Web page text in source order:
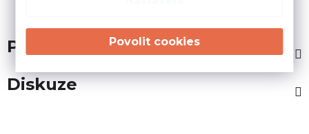
Popis
Diskuze